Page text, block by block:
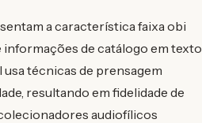
a característica faixa obi
de catálogo em texto
técnicas de prensagem
resultando em fidelidade de
audiofílicos